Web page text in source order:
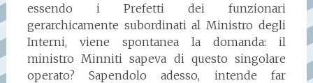
essendo i Prefetti dei funzionari
gerarchicamente subordinati al Ministro degli
Interni, viene spontanea la domanda: il
ministro Minniti sapeva di questo singolare
operato? Sapendolo adesso, intende far